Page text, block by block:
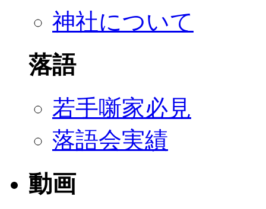
神社について
落語
若手噺家必見
落語会実績
動画